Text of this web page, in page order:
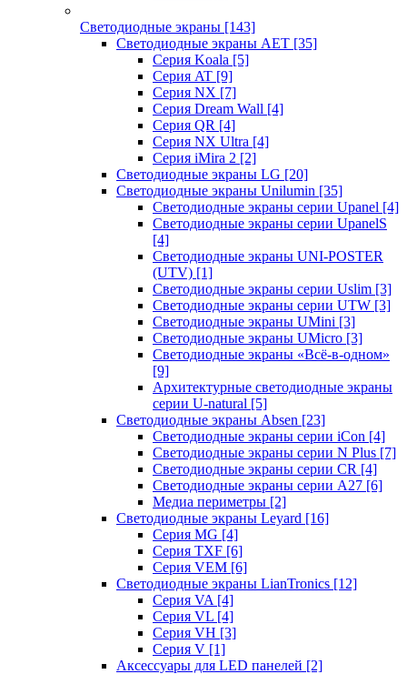
Светодиодные экраны [143]
Светодиодные экраны AET [35]
Cерия Koala [5]
Серия AT [9]
Серия NX [7]
Серия Dream Wall [4]
Серия QR [4]
Серия NX Ultra [4]
Серия iMira 2 [2]
Светодиодные экраны LG [20]
Светодиодные экраны Unilumin [35]
Светодиодные экраны серии Upanel [4]
Светодиодные экраны серии UpanelS
[4]
Светодиодные экраны UNI-POSTER
(UTV) [1]
Светодиодные экраны серии Uslim [3]
Светодиодные экраны серии UTW [3]
Светодиодные экраны UMini [3]
Светодиодные экраны UMicro [3]
Светодиодные экраны «Всё-в-одном»
[9]
Архитектурные светодиодные экраны
серии U-natural [5]
Светодиодные экраны Absen [23]
Светодиодные экраны серии iCon [4]
Светодиодные экраны серии N Plus [7]
Светодиодные экраны серии CR [4]
Светодиодные экраны серии А27 [6]
Медиа периметры [2]
Светодиодные экраны Leyard [16]
Серия MG [4]
Серия TXF [6]
Серия VEM [6]
Светодиодные экраны LianTronics [12]
Серия VA [4]
Серия VL [4]
Серия VH [3]
Серия V [1]
Аксессуары для LED панелей [2]